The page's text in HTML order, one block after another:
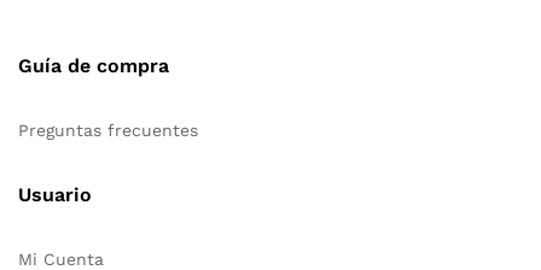
Guía de compra
Preguntas frecuentes
Usuario
Mi Cuenta